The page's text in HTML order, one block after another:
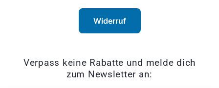
Widerruf
Verpass keine Rabatte und melde dich
zum Newsletter an: